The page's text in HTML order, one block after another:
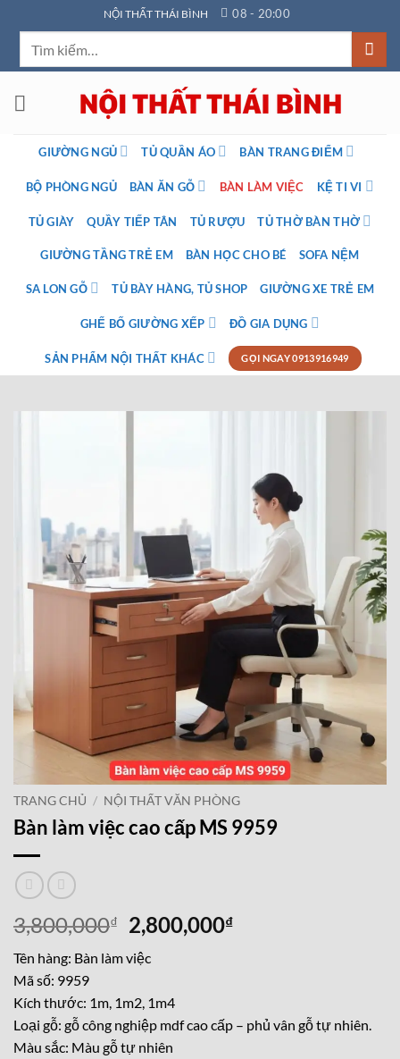
qua
dung
NỘI THẤT THÁI BÌNH 08 - 20:00
GIƯỜNG NGỦ TỦ QUẦN ÁO BÀN TRANG ĐIỂM
BỘ PHÒNG NGỦ BÀN ĂN GỖ BÀN LÀM VIỆC KỆ TI VI
TỦ GIÀY QUẦY TIẾP TÂN TỦ RƯỢU TỦ THỜ BÀN THỜ
GIƯỜNG TẦNG TRẺ EM BÀN HỌC CHO BÉ SOFA NỆM
SA LON GỖ TỦ BÀY HÀNG, TỦ SHOP GIƯỜNG XE TRẺ EM
GHẾ BỐ GIƯỜNG XẾP ĐỒ GIA DỤNG
SẢN PHẨM NỘI THẤT KHÁC GỌI NGAY 0913916949
TRANG CHỦ / NỘI THẤT VĂN PHÒNG
Bàn làm việc cao cấp MS 9959
3,800,000₫
Giá
gốc
là:
2,800,000₫Giá
Tên hàng: Bàn làm việc
Mã số: 9959
Kích thước: 1m, 1m2, 1m4
Loại gỗ: gỗ công nghiệp mdf cao cấp – phủ vân gỗ tự nhiên.
Màu sắc: Màu gỗ tự nhiên